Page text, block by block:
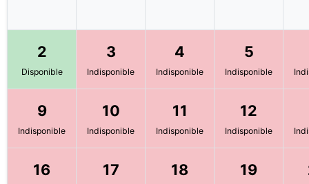
2
Disponible
3
Indisponible
4
Indisponible
5
Indisponible
9
Indisponible
10
Indisponible
11
Indisponible
12
Indisponible
16 17 18 19